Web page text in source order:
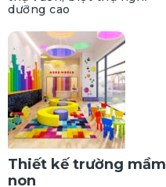
dưỡng cao
Thiết kế trường mầm
non